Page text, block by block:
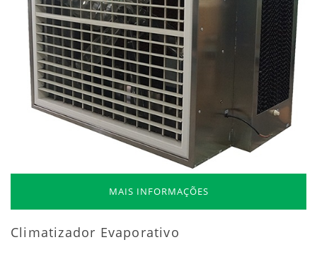
MAIS INFORMAÇÕES
Climatizador Evaporativo